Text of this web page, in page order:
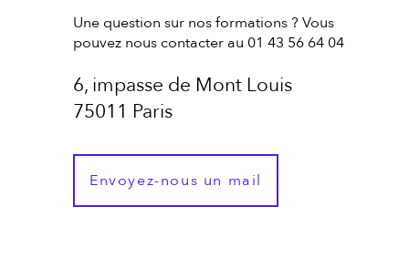
Une question sur nos formations ? Vous
pouvez nous contacter au 01 43 56 64 04
6, impasse de Mont Louis
75011 Paris
Envoyez-nous un mail